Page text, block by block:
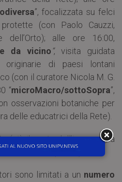
”, focalizzata su felci
(con Paolo Cauzzi,
dell’Orto); alle ore 16:00,
da vicino“, visita guidata
di paesi lontani
(con il curatore Nicola M. G.
“microMacro/sottoSopra”,
osservazioni botaniche per
delle educatrici della Rete).
(più il costo dell’ingresso) a
ore 16:00 (4,00 €).
sono limitati a un numero